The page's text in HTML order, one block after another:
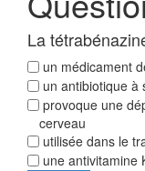
La
un médicament
un antibiotique à
provoque une
cerveau
utilisée dans le
une antivitamine